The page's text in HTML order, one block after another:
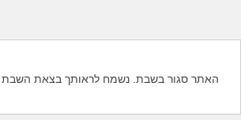
האתר סגור בשבת. נשמח לראותך בצאת השבת